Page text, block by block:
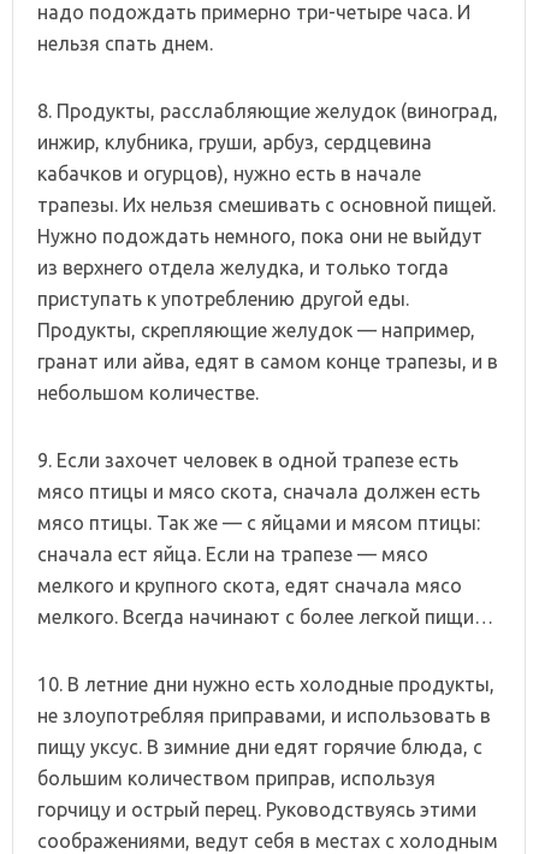
надо подождать примерно три-четыре часа. И
нельзя спать днем.
8. Продукты, расслабляющие желудок (виноград,
инжир, клубника, груши, арбуз, сердцевина
кабачков и огурцов), нужно есть в начале
трапезы. Их нельзя смешивать с основной пищей.
Нужно подождать немного, пока они не выйдут
из верхнего отдела желудка, и только тогда
приступать к употреблению другой еды.
Продукты, скрепляющие желудок — например,
гранат или айва, едят в самом конце трапезы, и в
небольшом количестве.
9. Если захочет человек в одной трапезе есть
мясо птицы и мясо скота, сначала должен есть
мясо птицы. Так же — с яйцами и мясом птицы:
сначала ест яйца. Если на трапезе — мясо
мелкого и крупного скота, едят сначала мясо
мелкого. Всегда начинают с более легкой пищи…
10. В летние дни нужно есть холодные продукты,
не злоупотребляя приправами, и использовать в
пищу уксус. В зимние дни едят горячие блюда, с
большим количеством приправ, используя
горчицу и острый перец. Руководствуясь этими
соображениями, ведут себя в местах с холодным